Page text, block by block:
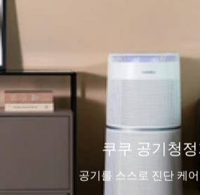
쿠쿠 공기청정
공기를 스스로 진단 케